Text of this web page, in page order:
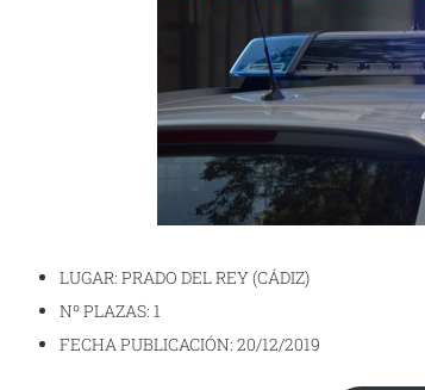
LUGAR: PRADO DEL REY (CÁDIZ)
Nº PLAZAS: 1
FECHA PUBLICACIÓN: 20/12/2019